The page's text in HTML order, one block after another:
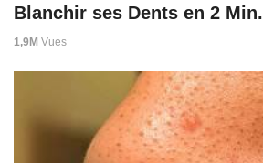
Blanchir ses Dents en 2 Min.
1,9M Vues